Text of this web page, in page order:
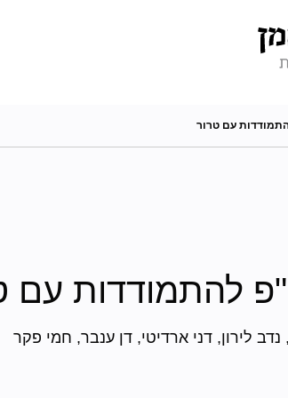
עם טרור
להתמודדות עם
לירון, דני ארדיטי, דן ענבר, חמי פקר